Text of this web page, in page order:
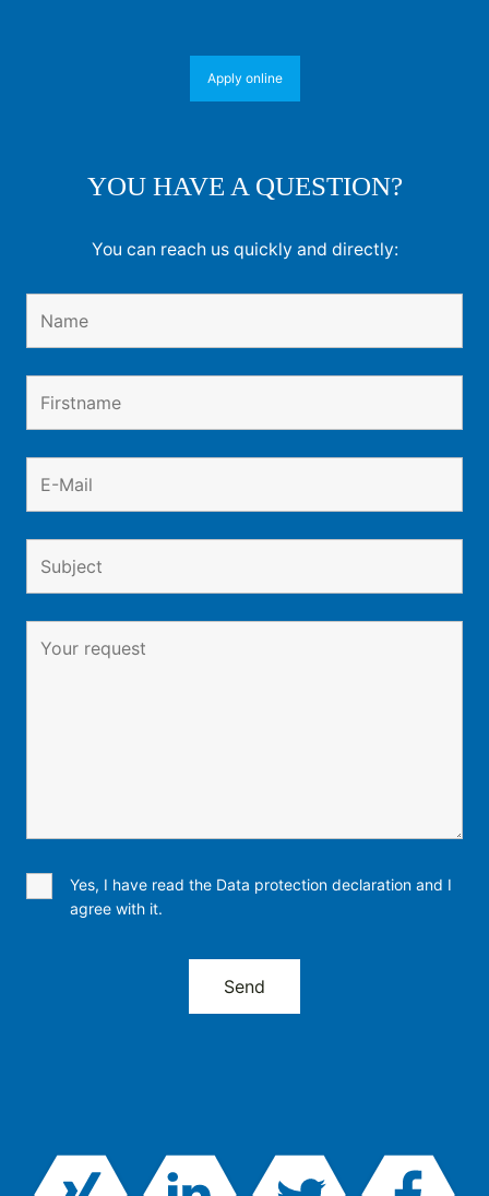
Apply online
YOU HAVE A QUESTION?
You can reach us quickly and directly:
Yes, I have read the Data protection declaration and I
agree with it.